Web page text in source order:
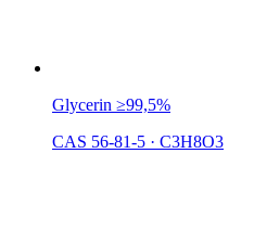
Glycerin ≥99,5%
CAS 56-81-5 · C3H8O3